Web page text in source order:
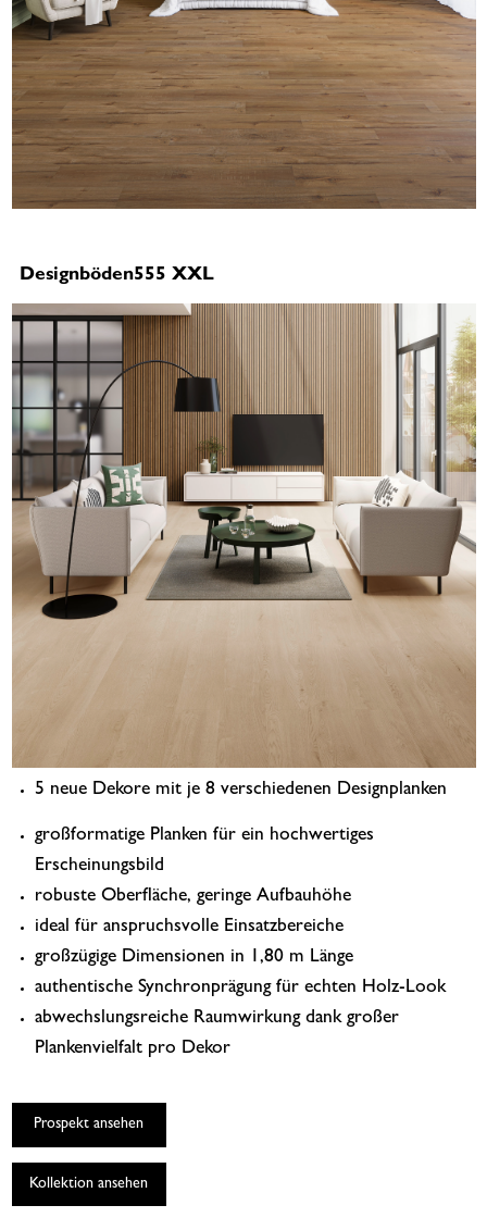
Designböden555 XXL
5 neue Dekore mit je 8 verschiedenen Designplanken
großformatige Planken für ein hochwertiges
Erscheinungsbild
robuste Oberfläche, geringe Aufbauhöhe
ideal für anspruchsvolle Einsatzbereiche
großzügige Dimensionen in 1,80 m Länge
authentische Synchronprägung für echten Holz-Look
abwechslungsreiche Raumwirkung dank großer
Plankenvielfalt pro Dekor
Prospekt ansehen
Kollektion ansehen